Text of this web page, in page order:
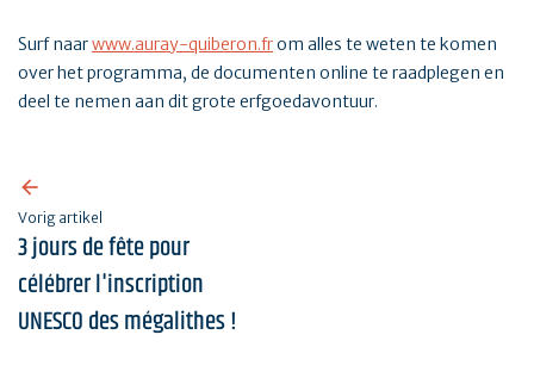
Surf naarwww.auray-quiberon.from alles te weten te komen
over het programma, de documenten online te raadplegen en
deel te nemen aan dit grote erfgoedavontuur.
Vorig artikel
3 jours de fête pour
célébrer l'inscription
UNESCO des mégalithes !